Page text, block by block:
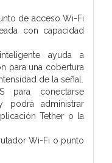
de acceso Wi-Fi
con capacidad
ayuda a
para una cobertura
de la señal.
para conectarse
podrá administrar
Tether o la
Wi-Fi o punto